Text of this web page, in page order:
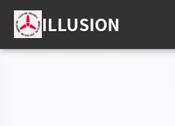
ILLUSION